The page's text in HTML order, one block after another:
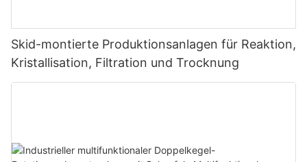
Skid-montierte Produktionsanlagen für Reaktion,
Kristallisation, Filtration und Trocknung